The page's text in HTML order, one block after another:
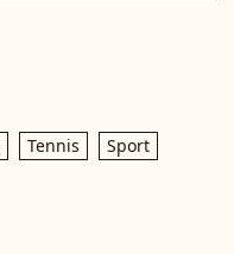
Tennis
Sport